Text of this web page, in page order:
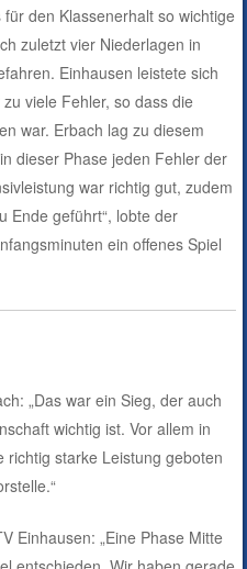
den Klassenerhalt so wichtige
zuletzt vier Niederlagen in
Einhausen leistete sich
viele Fehler, so dass die
war. Erbach lag zu diesem
dieser Phase jeden Fehler der
war richtig gut, zudem
Ende geführt“, lobte der
ein offenes Spiel
„Das war ein Sieg, der auch
wichtig ist. Vor allem in
starke Leistung geboten
Einhausen: „Eine Phase Mitte